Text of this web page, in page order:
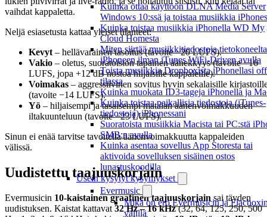
Kuinka ottaa käyttöön DLNA Media Server
Windows 10:ssä ja toistaa musiikkia
Kuinka toistaa musiikkia iPhonella WD My
Cloud Homesta
Miten siirtää musiikkitiedostoja tietokoneelta
iPhoneen ilman iTunes WiFi-Driven avulla
Toista musiikkia Dropboxista iPhonellasi
tilassa
Kuinka muokata ID3-tageja iPhonella ja
Kuinka toistaa paikallisia tiedostoja (iTunes-
tiedostoja) iPhonessani
Suoratoista musiikkia Macista tai PC:stä
SMB:n avulla
Kuinka asentaa sovellus App Storesta tai
aktivoida sovelluksen sisäinen ostos
lunastuskoodilla
Usein kysytyt kysymykset
Evermusic
Mikä on ero Evermusicin ja
välillä
vaihdat kappaletta.
Neljä esiasetusta kattaa yleiset tilanteet:
Kevyt – hellävarainen tasoitus (tavoite −20 LUFS).
Vakio – oletus, suoratoiston tapainen äänekkyys (tavoite −16
LUFS, jopa +12 dB nostoa hiljaisille kappaleille).
Voimakas – aggressiivinen sovitus hyvin sekalaisille
(tavoite −14 LUFS).
Yö – hiljaisempi ja tasaisempi matalan äänenvoimakkuuden
iltakuunteluun (tavoite −23 LUFS).
Sinun ei enää tarvitse tavoitella äänenvoimakkuutta kappaleiden
välissä.
Uudistettu taajuuskorjain
Evermusicin 10-kaistainen graafinen taajuuskorjain sai täyden
uudistuksen. Kaistat kattavat 32 Hz – 16 kHz(32, 64, 125, 250, 500